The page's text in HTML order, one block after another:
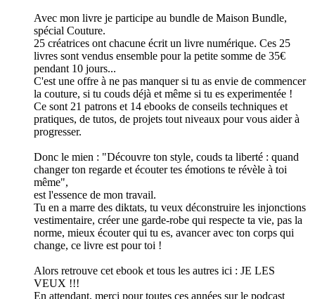
Avec mon livre je participe au bundle de Maison Bundle,
spécial Couture.
25 créatrices ont chacune écrit un livre numérique. Ces 25
livres sont vendus ensemble pour la petite somme de 35€
pendant 10 jours...
C'est une offre à ne pas manquer si tu as envie de commencer
la couture, si tu couds déjà et même si tu es experimentée !
Ce sont 21 patrons et 14 ebooks de conseils techniques et
pratiques, de tutos, de projets tout niveaux pour vous aider à
progresser.
Donc le mien : "Découvre ton style, couds ta liberté : quand
changer ton regarde et écouter tes émotions te révèle à toi
même",
est l'essence de mon travail.
Tu en a marre des diktats, tu veux déconstruire les injonctions
vestimentaire, créer une garde-robe qui respecte ta vie, pas la
norme, mieux écouter qui tu es, avancer avec ton corps qui
change, ce livre est pour toi !
Alors retrouve cet ebook et tous les autres ici : JE LES
VEUX !!!
En attendant, merci pour toutes ces années sur le podcast